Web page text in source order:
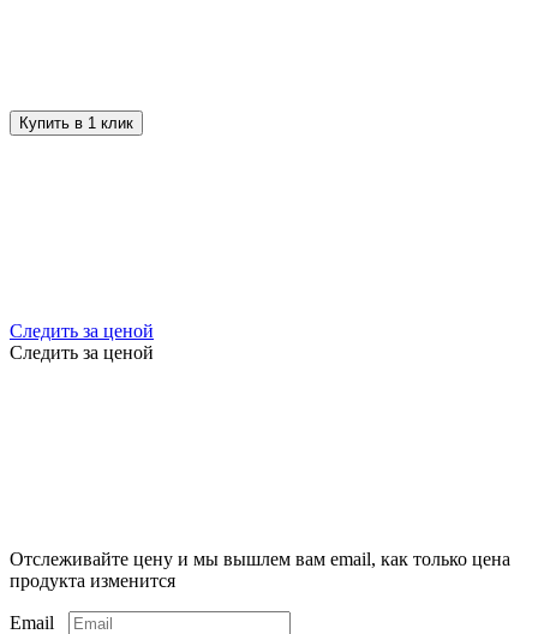
Купить в 1 клик
Следить за ценой
Следить за ценой
Отслеживайте цену и мы вышлем вам email, как только цена
продукта изменится
Email